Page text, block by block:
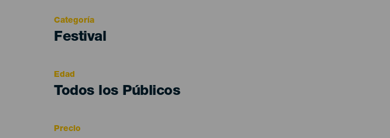
Categoría
Categoría
Festival
Edad
Edad
Todos los Públicos
Precio